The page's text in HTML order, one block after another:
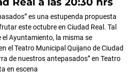
es una estupenda propuesta
este octubre en Ciudad Real. Tal
Ayuntamiento, la misma se
el Teatro Municipal Quijano de Ciudad
de nuestros antepasados” en Teatro
en escena